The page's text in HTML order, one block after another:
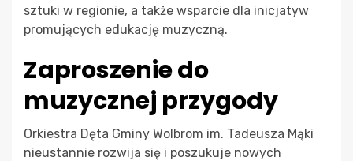
sztuki w regionie, a także wsparcie dla inicjatyw
promujących edukację muzyczną.
Zaproszenie do
muzycznej przygody
Orkiestra Dęta Gminy Wolbrom im. Tadeusza Mąki
nieustannie rozwija się i poszukuje nowych